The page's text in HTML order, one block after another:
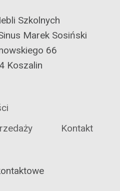
Szkolnych
Marek Sosiński
66
Koszalin
Kontakt